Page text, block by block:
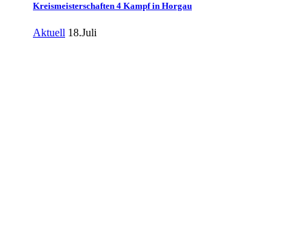
Kreismeisterschaften 4 Kampf in Horgau
Aktuell 18.Juli